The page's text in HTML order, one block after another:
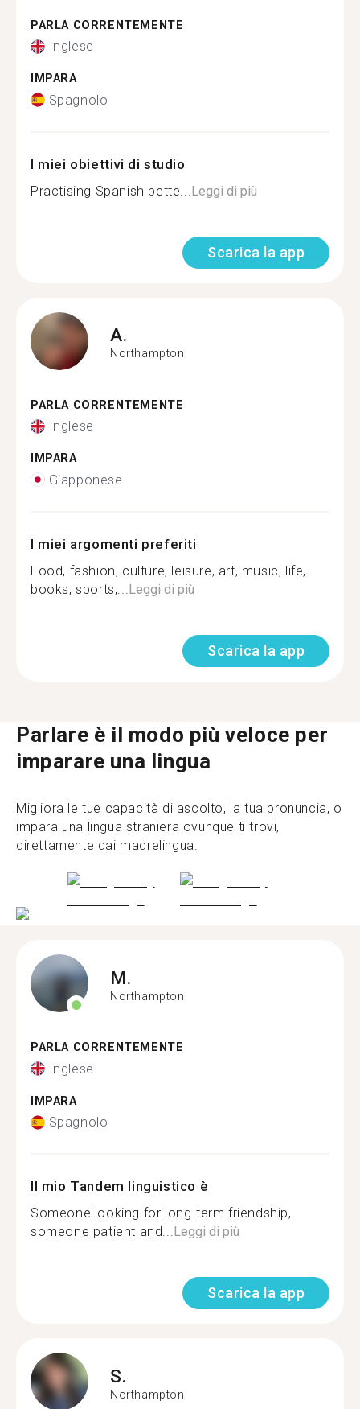
PARLA CORRENTEMENTE
Inglese
IMPARA
Spagnolo
I miei obiettivi di studio
Practising Spanish bette... Leggi di più
Scarica la app
A.
Northampton
PARLA CORRENTEMENTE
Inglese
IMPARA
Giapponese
I miei argomenti preferiti
Food, fashion, culture, leisure, art, music, life,
books, sports,... Leggi di più
Scarica la app
Parlare è il modo più veloce per
imparare una lingua
Migliora le tue capacità di ascolto, la tua pronuncia, o
impara una lingua straniera ovunque ti trovi,
direttamente dai madrelingua.
M.
Northampton
PARLA CORRENTEMENTE
Inglese
IMPARA
Spagnolo
Il mio Tandem linguistico è
Someone looking for long-term friendship,
someone patient and...Leggi di più
Scarica la app
S.
Northampton